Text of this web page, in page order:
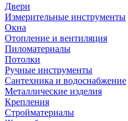
Двери
Измерительные инструменты
Окна
Отопление и вентиляция
Пиломатериалы
Потолки
Ручные инструменты
Сантехника и водоснабжение
Металлические изделия
Крепления
Стройматериалы